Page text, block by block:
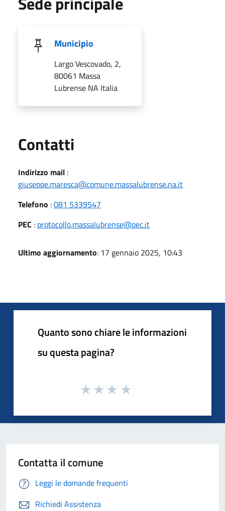
Municipio
Largo Vescovado, 2,
80061 Massa
Lubrense NA Italia
Contatti
Indirizzo mail :
giuseppe.maresca@comune.massalubrense.na.it
Telefono :081 5339547
PEC : protocollo.massalubrense@pec.it
Ultimo aggiornamento: 17 gennaio 2025, 10:43
Quanto sono chiare le informazioni
su questa pagina?
Contatta il comune
Leggi le domande frequenti
Richiedi Assistenza